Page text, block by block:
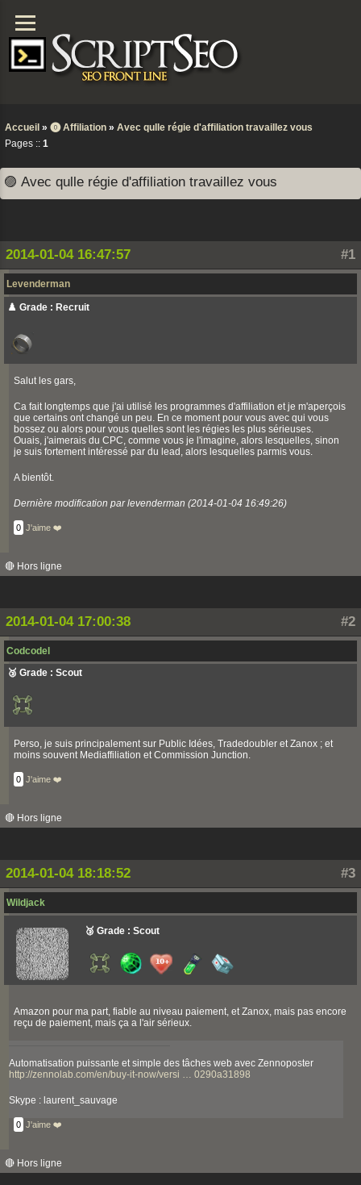
Accueil » ⓿ Affiliation » Avec qulle régie d'affiliation travaillez vous
Pages :: 1
🟣 Avec qulle régie d'affiliation travaillez vous
#1
2014-01-04 16:47:57
Levenderman
♟️ Grade : Recruit
Salut les gars,
Ca fait longtemps que j'ai utilisé les programmes d'affiliation et je m'aperçois
que certains ont changé un peu. En ce moment pour vous avec qui vous
bossez ou alors pour vous quelles sont les régies les plus sérieuses.
Ouais, j'aimerais du CPC, comme vous je l'imagine, alors lesquelles, sinon
je suis fortement intéressé par du lead, alors lesquelles parmis vous.
A bientôt.
Dernière modification par levenderman (2014-01-04 16:49:26)
0 J'aime ❤️
🔴 Hors ligne
#2
2014-01-04 17:00:38
Codcodel
🥉 Grade : Scout
Perso, je suis principalement sur Public Idées, Tradedoubler et Zanox ; et
moins souvent Mediaffiliation et Commission Junction.
0 J'aime ❤️
🔴 Hors ligne
#3
2014-01-04 18:18:52
Wildjack
🥉 Grade : Scout
Amazon pour ma part, fiable au niveau paiement, et Zanox, mais pas encore
reçu de paiement, mais ça a l'air sérieux.
Automatisation puissante et simple des tâches web avec Zennoposter
http://zennolab.com/en/buy-it-now/versi … 0290a31898
Skype : laurent_sauvage
0 J'aime ❤️
🔴 Hors ligne